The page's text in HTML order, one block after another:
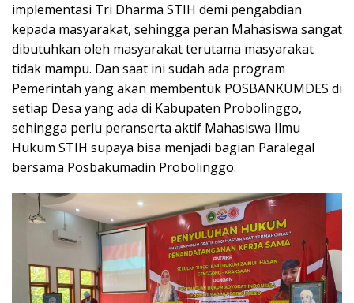
implementasi Tri Dharma STIH demi pengabdian
kepada masyarakat, sehingga peran Mahasiswa sangat
dibutuhkan oleh masyarakat terutama masyarakat
tidak mampu. Dan saat ini sudah ada program
Pemerintah yang akan membentuk POSBANKUMDES di
setiap Desa yang ada di Kabupaten Probolinggo,
sehingga perlu peranserta aktif Mahasiswa Ilmu
Hukum STIH supaya bisa menjadi bagian Paralegal
bersama Posbakumadin Probolinggo.